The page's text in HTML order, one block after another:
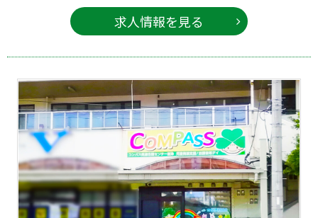
求人情報を見る